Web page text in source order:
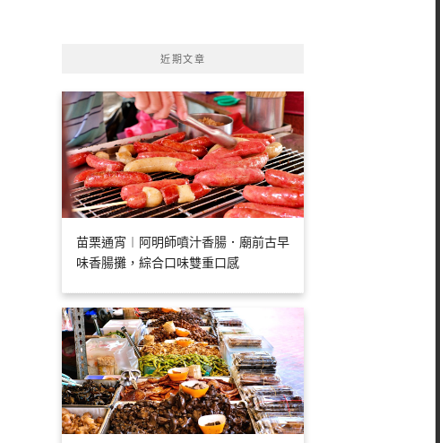
近期文章
苗栗通宵︱阿明師噴汁香腸．廟前古早
味香腸攤，綜合口味雙重口感